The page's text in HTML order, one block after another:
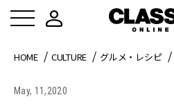
HOME CULTURE グルメ・レシピ
May, 11,2020